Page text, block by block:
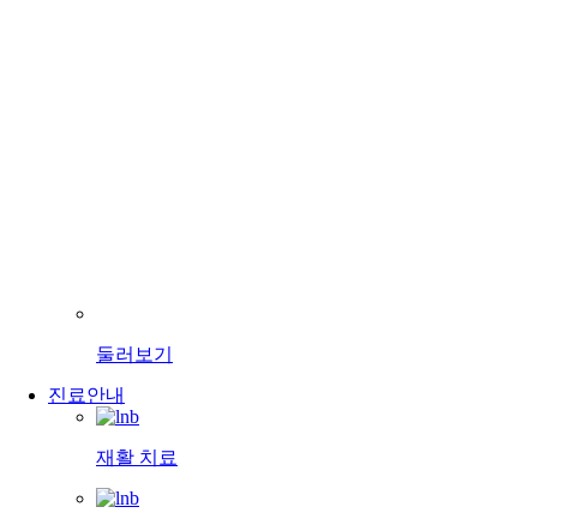
둘러보기
진료안내
재활 치료